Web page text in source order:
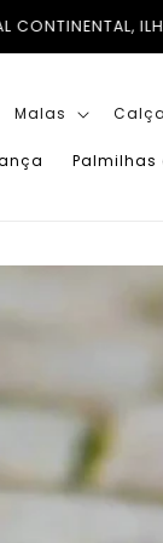
TODO O
Malas
Palmilhas